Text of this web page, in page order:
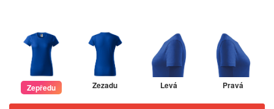
Zepředu Zezadu Levá Pravá